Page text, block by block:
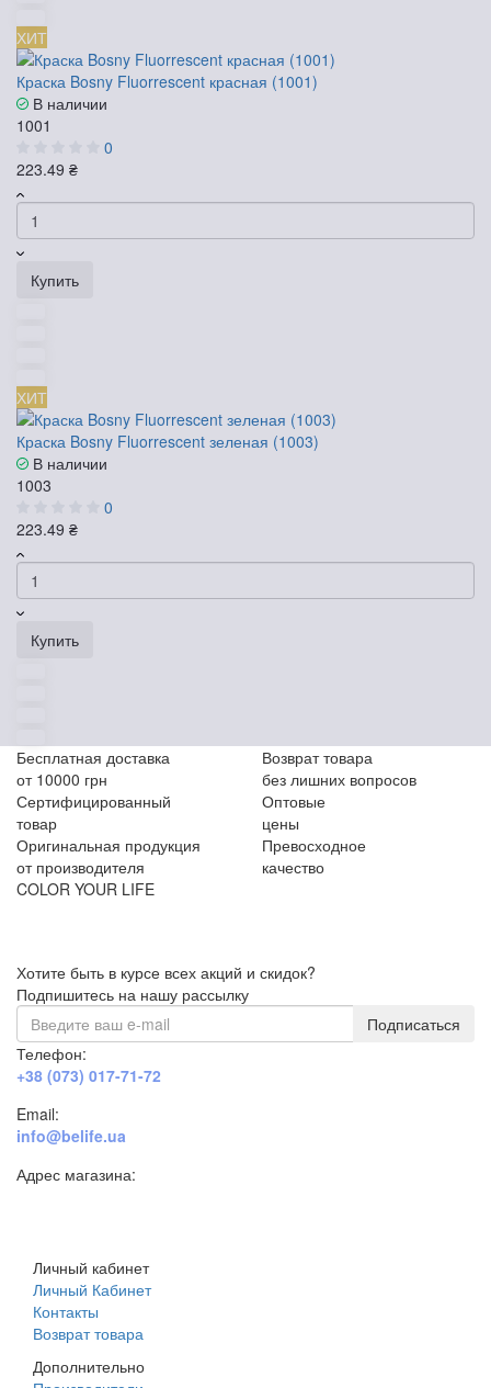
ХИТ
Краска Bosny Fluorrescent красная (1001)
В наличии
1001
0
223.49 ₴
Купить
ХИТ
Краска Bosny Fluorrescent зеленая (1003)
В наличии
1003
0
223.49 ₴
Купить
Бесплатная доставка
от 10000 грн
Возврат товара
без лишних вопросов
Сертифицированный
товар
Оптовые
цены
Оригинальная продукция
от производителя
Превосходное
качество
COLOR YOUR LIFE
Хотите быть в курсе всех акций и скидок?
Подпишитесь на нашу рассылку
Подписаться
Телефон:
+38 (073) 017-71-72
Email:
info@belife.ua
Адрес магазина:
Личный кабинет
Личный Кабинет
Контакты
Возврат товара
Дополнительно